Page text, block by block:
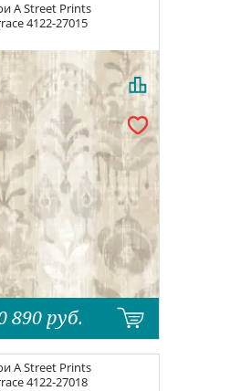
A Street Prints
4122-27015
890 руб.
A Street Prints
4122-27018